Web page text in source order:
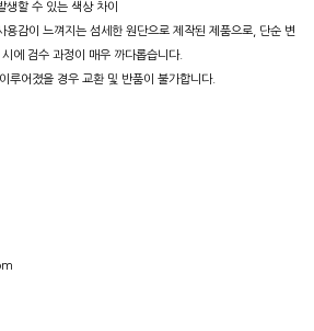
생할 수 있는 색상 차이
용감이 느껴지는 섬세한 원단으로 제작된 제품으로, 단순 변
에 검수 과정이 매우 까다롭습니다.
루어졌을 경우 교환 및 반품이 불가합니다.